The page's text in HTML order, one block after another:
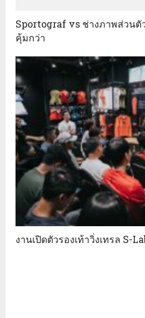
Sportograf vs ช่างภาพส่วนตั
คุ้มกว่า
งานเปิดตัวรองเท้าวิ่งเทรล S-